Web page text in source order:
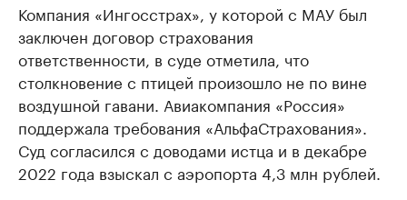
Компания «Ингосстрах», у которой с МАУ был
заключен договор страхования
ответственности, в суде отметила, что
столкновение с птицей произошло не по вине
воздушной гавани. Авиакомпания «Россия»
поддержала требования «АльфаСтрахования».
Суд согласился с доводами истца и в декабре
2022 года взыскал с аэропорта 4,3 млн рублей.